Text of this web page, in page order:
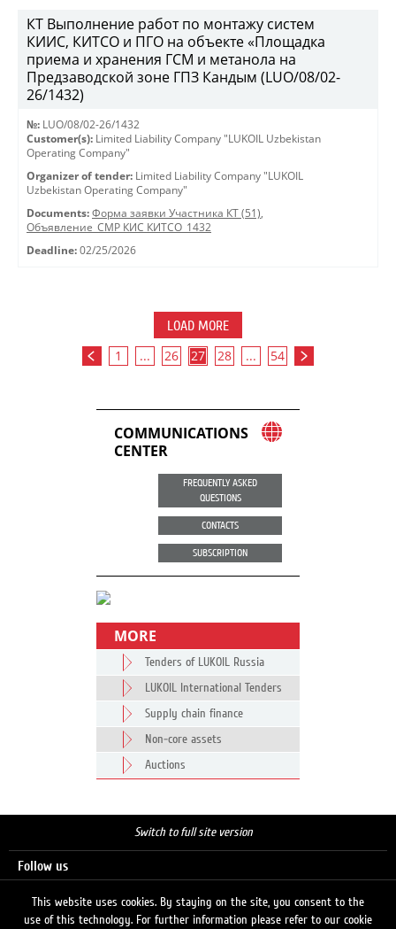
КТ Выполнение работ по монтажу систем
КИИС, КИТСО и ПГО на объекте «Площадка
приема и хранения ГСМ и метанола на
Предзаводской зоне ГПЗ Кандым (LUO/08/02-
26/1432)
№: LUO/08/02-26/1432
Customer(s): Limited Liability Company "LUKOIL Uzbekistan
Operating Company"
Organizer of tender: Limited Liability Company "LUKOIL
Uzbekistan Operating Company"
Documents: Форма заявки Участника КТ (51),
Объявление_СМР КИС КИТСО_1432
Deadline: 02/25/2026
LOAD MORE
1 ... 26 27 28 ... 54
COMMUNICATIONS
CENTER
FREQUENTLY ASKED
QUESTIONS
CONTACTS
SUBSCRIPTION
MORE
Tenders of LUKOIL Russia
LUKOIL International Tenders
Supply chain finance
Non-core assets
Auctions
Switch to full site version
Follow us
This website uses cookies. By staying on the site, you consent to the
use of this technology. For further information please refer to our cookie